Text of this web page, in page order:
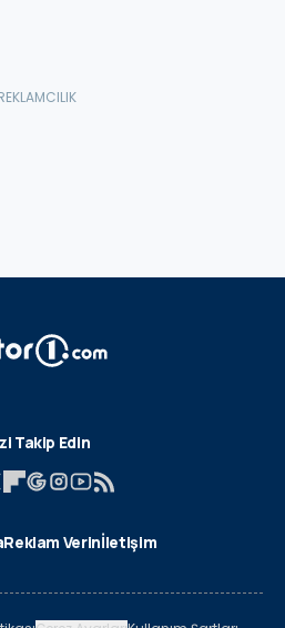
Takip Edin
Reklam Verinİletişim